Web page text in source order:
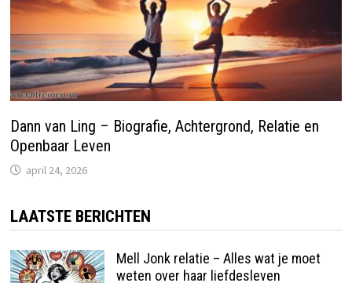
Dann van Ling – Biografie, Achtergrond, Relatie en
Openbaar Leven
april 24, 2026
LAATSTE BERICHTEN
Mell Jonk relatie – Alles wat je moet
weten over haar liefdesleven